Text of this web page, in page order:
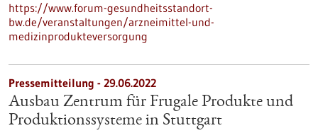
https://www.forum-gesundheitsstandort-
bw.de/veranstaltungen/arzneimittel-und-
medizinprodukteversorgung
Pressemitteilung - 29.06.2022
Ausbau Zentrum für Frugale Produkte und
Produktionssysteme in Stuttgart